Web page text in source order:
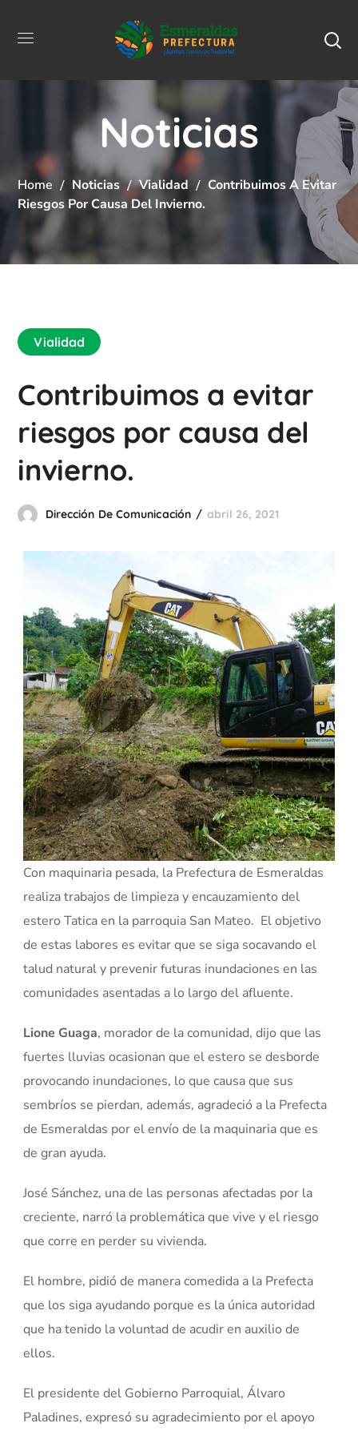
Noticias
Home Noticias Vialidad
Contribuimos A Evitar
Riesgos Por Causa Del Invierno.
Vialidad
Contribuimos a evitar
riesgos por causa del
invierno.
Dirección De Comunicación abril 26, 2021
Con maquinaria pesada, la Prefectura de Esmeraldas
realiza trabajos de limpieza y encauzamiento del
estero Tatica en la parroquia San Mateo. El objetivo
de estas labores es evitar que se siga socavando el
talud natural y prevenir futuras inundaciones en las
comunidades asentadas a lo largo del afluente.
Lione Guaga, morador de la comunidad, dijo que las
fuertes lluvias ocasionan que el estero se desborde
provocando inundaciones, lo que causa que sus
sembríos se pierdan, además, agradeció a la Prefecta
de Esmeraldas por el envío de la maquinaria que es
de gran ayuda.
José Sánchez, una de las personas afectadas por la
creciente, narró la problemática que vive y el riesgo
que corre en perder su vivienda.
El hombre, pidió de manera comedida a la Prefecta
que los siga ayudando porque es la única autoridad
que ha tenido la voluntad de acudir en auxilio de
ellos.
El presidente del Gobierno Parroquial, Álvaro
Paladines, expresó su agradecimiento por el apoyo